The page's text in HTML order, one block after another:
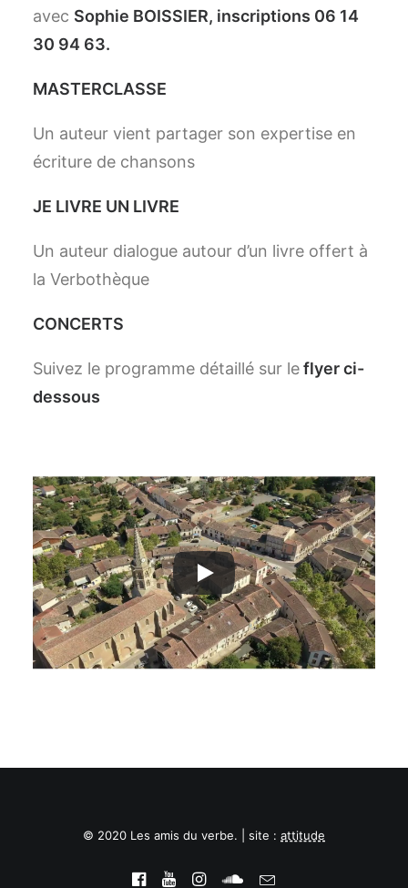
avec Sophie BOISSIER, inscriptions 06 14
30 94 63.
MASTERCLASSE
Un auteur vient partager son expertise en
écriture de chansons
JE LIVRE UN LIVRE
Un auteur dialogue autour d’un livre offert à
la Verbothèque
CONCERTS
Suivez le programme détaillé sur leflyer ci-
dessous
© 2020 Les amis du verbe. | site : attitude